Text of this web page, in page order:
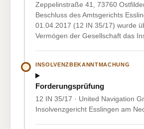
Zeppelinstraße 41, 73760
Beschluss des Amtsgerichts
01.04.2017 (12 IN 35/17) wurde
Vermögen der Gesellschaft das
INSOLVENZBEKANNTMACHUNG
Forderungsprüfung
12 IN 35/17 · United Navigation
Insolvenzgericht Esslingen am